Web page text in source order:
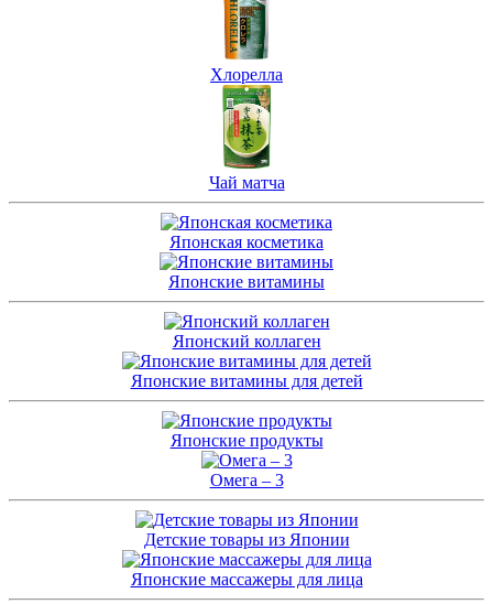
Хлорелла
Чай матча
Японская косметика
Японские витамины
Японский коллаген
Японские витамины для детей
Японские продукты
Омега – 3
Детские товары из Японии
Японские массажеры для лица